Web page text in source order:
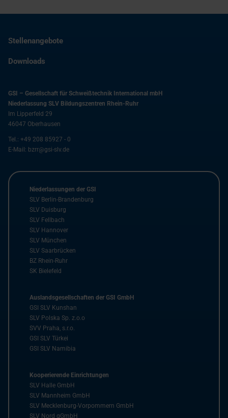
Stellenangebote
Downloads
GSI – Gesellschaft für Schweißtechnik International mbH
Niederlassung SLV Bildungszentren Rhein-Ruhr
Im Lipperfeld 29
46047 Oberhausen
Tel.: +49 208 85927 - 0
E-Mail: bzrr@gsi-slv.de
Niederlassungen der GSI
SLV Berlin-Brandenburg
SLV Duisburg
SLV Fellbach
SLV Hannover
SLV München
SLV Saarbrücken
BZ Rhein-Ruhr
SK Bielefeld
Auslandsgesellschaften der GSI GmbH
GSI SLV Kunshan
SLV Polska Sp. z.o.o
SVV Praha, s.r.o.
GSI SLV Türkei
GSI SLV Namibia
Kooperierende Einrichtungen
SLV Halle GmbH
SLV Mannheim GmbH
SLV Mecklenburg-Vorpommern GmbH
SLV Nord gGmbH